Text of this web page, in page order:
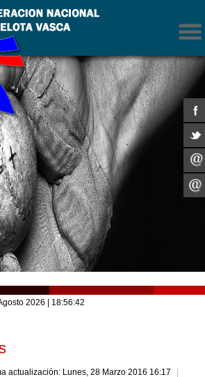
2026 | 18:56:42
actualización: Lunes, 28 Marzo 2016 16:17